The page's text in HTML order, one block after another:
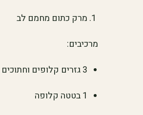
מרק כתום מחמם לב
מרכיבים:
3 גזרים קלופים וחתוכים
1 בטטה קלופה